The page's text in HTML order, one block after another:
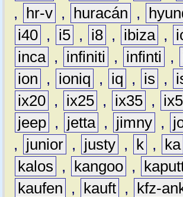
,
hr-v , huracán ,
i40 , i5 , i8 , ibiza ,
inca , infiniti , infinti ,
ion
, ioniq , iq , is ,
ix20 , ix25 , ix35 ,
jeep , jetta , jimny ,
,
junior , justy , k , ka
kalos
, kangoo ,
kaufen
, kauft ,
kfz-